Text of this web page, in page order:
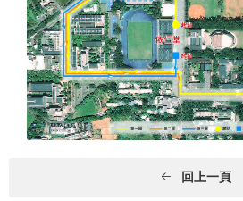
回上一頁